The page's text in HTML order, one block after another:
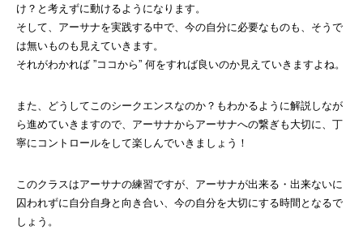
け？と考えずに動けるようになります。
そして、アーサナを実践する中で、今の自分に必要なものも、そうで
は無いものも見えていきます。
それがわかれば ”ココから” 何をすれば良いのか見えていきますよね。
また、どうしてこのシークエンスなのか？もわかるように解説しなが
ら進めていきますので、アーサナからアーサナへの繋ぎも大切に、丁
寧にコントロールをして楽しんでいきましょう！
このクラスはアーサナの練習ですが、アーサナが出来る・出来ないに
囚われずに自分自身と向き合い、今の自分を大切にする時間となるで
しょう。